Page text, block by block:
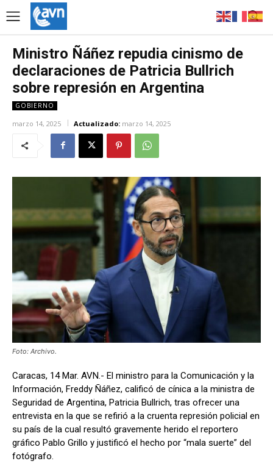
Ministro Ñáñez repudia cinismo de
declaraciones de Patricia Bullrich
sobre represión en Argentina
GOBIERNO
marzo 14, 2025 Actualizado: marzo 14, 2025
Foto: Archivo.
Caracas, 14 Mar. AVN.- El ministro para la Comunicación y la
Información, Freddy Ñáñez, calificó de cínica a la ministra de
Seguridad de Argentina, Patricia Bullrich, tras ofrecer una
entrevista en la que se refirió a la cruenta represión policial en
su país de la cual resultó gravemente herido el reportero
gráfico Pablo Grillo y justificó el hecho por “mala suerte” del
fotógrafo.